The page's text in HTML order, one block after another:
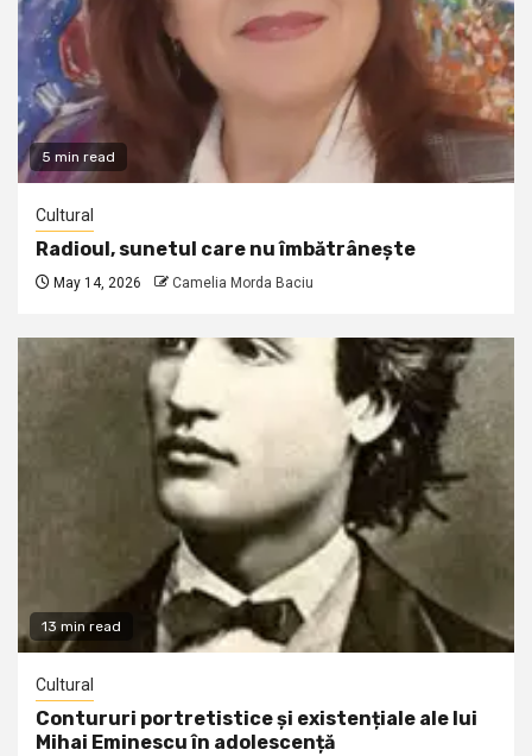
5 min read
Cultural
Radioul, sunetul care nu îmbătrânește
May 14, 2026 Camelia Morda Baciu
13 min read
Cultural
Contururi portretistice și existențiale ale lui
Mihai Eminescu în adolescență